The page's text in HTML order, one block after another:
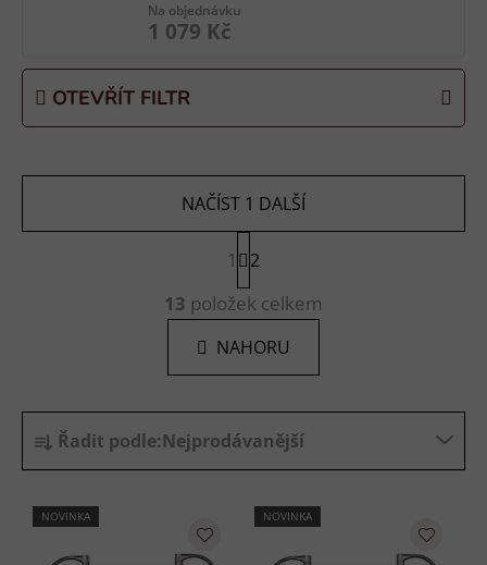
Na objednávku
1 079 Kč
Ř
a
z
e
n
Řadit podle:Nejprodávanější
OTEVŘÍT FILTR
NOVINKA NOVINKA
O
v
á
d
a
í
p
NAČÍST 1 DALŠÍ
S
t
r
á
n
k
á
í
1 2
13 položek celkem
NAHORU